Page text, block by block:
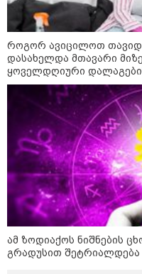
ქურდობა
პოლიციამ
რა ინფორმაციას
როგორ ავიცილოთ
დასახელდა მთავარი
ყოველდღიური
ამ ზოდიაქოს ნიშნების
გრადუსით შეტრიალდება